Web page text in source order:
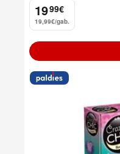
19
. 99€
19,99€/gab.